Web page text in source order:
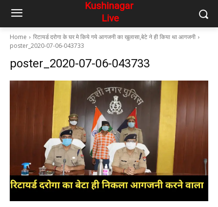
Home
रिटायर्ड दरोगा के घर मे किये गये आगजनी का खुलासा,बेटे ने ही किया था आगजनी
poster_2020-07-06-043733
poster_2020-07-06-043733